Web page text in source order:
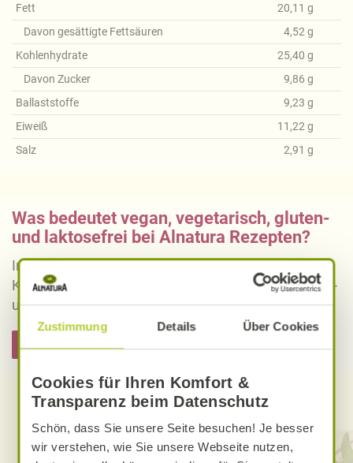
Zustimmung Details Über Cookies
Cookies für Ihren Komfort &
Transparenz beim Datenschutz
Schön, dass Sie unsere Seite besuchen! Je besser
wir verstehen, wie Sie unsere Webseite nutzen,
Fett
Davon gesättigte Fettsäuren
Kohlenhydrate
Davon Zucker
Ballaststoffe
Eiweiß
Salz
20,11 g
4,52 g
25,40 g
9,86 g
9,23 g
11,22 g
2,91 g
Was bedeutet vegan, vegetarisch, gluten-
und laktosefrei bei Alnatura Rezepten?
Informieren Sie sich über die genaue Erklärung der
Kennzeichnung von veganen, vegetarischen, gluten-
und laktosefreien Alnatura Rezepten.
Entdecken Sie weitere Rezepte